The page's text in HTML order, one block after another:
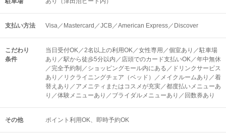
支払い方法 Visa／Mastercard／JCB／American Express／Discover
こだわり
条件
当日受付OK／2名以上の利用OK／女性専用／個室あり／駐車場
あり／駅から徒歩5分以内／店頭でのカード支払いOK／年中無休
／完全予約制／ショッピングモール内にある／ドリンクサービス
あり／リクライニングチェア（ベッド）／メイクルームあり／着
替えあり／アメニティまたはコスメが充実／都度払いメニューあ
り／体験メニューあり／ブライダルメニューあり／回数券あり
その他 ポイント利用OK 即時予約OK